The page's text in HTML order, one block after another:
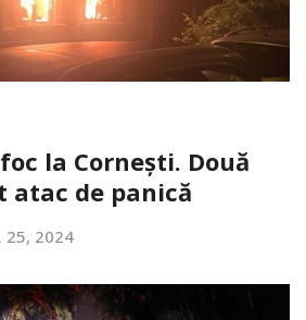
la Cornești. Două
atac de panică
25, 2024